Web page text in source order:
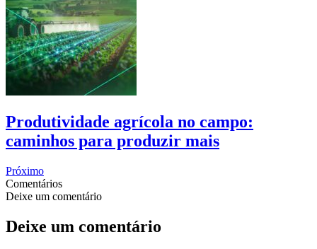
Produtividade agrícola no campo:
caminhos para produzir mais
Próximo
Comentários
Deixe um comentário
Deixe um comentário